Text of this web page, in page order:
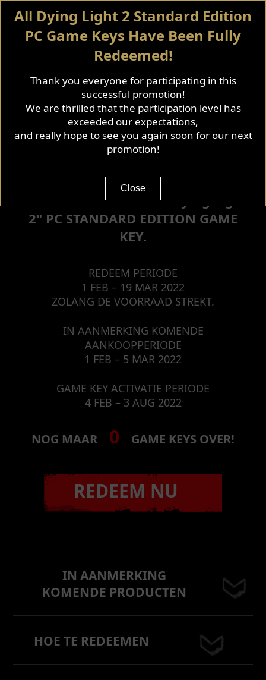
All Dying Light 2 Standard Edition
PC Game Keys Have Been Fully
Redeemed!
Thank you everyone for participating in this
successful promotion!
We are thrilled that the participation level has
exceeded our expectations,
and really hope to see you again soon for our next
promotion!
Close
PRODUCT,
ONTVANG EEN GRATIS
2" PC STANDARD EDITION GAME
KEY.
REDEEM PERIODE
1 FEB – 19 MAR 2022
ZOLANG DE VOORRAAD STREKT.
IN AANMERKING KOMENDE
AANKOOPPERIODE
1 FEB – 5 MAR 2022
GAME KEY ACTIVATIE PERIODE
4 FEB – 3 AUG 2022
NOG MAAR 0 GAME KEYS OVER!
REDEEM NU
IN AANMERKING
KOMENDE PRODUCTEN
HOE TE REDEEMEN